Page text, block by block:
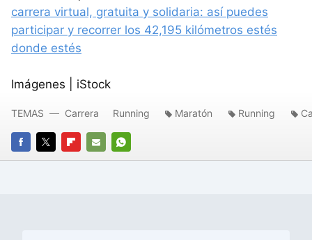
carrera virtual, gratuita y solidaria: así puedes
participar y recorrer los 42,195 kilómetros estés
donde estés
Imágenes | iStock
FACEBOOK
TWITTERFLIPBOARD
E-
WHATSAPP
TEMAS Carrera Running Maratón Running